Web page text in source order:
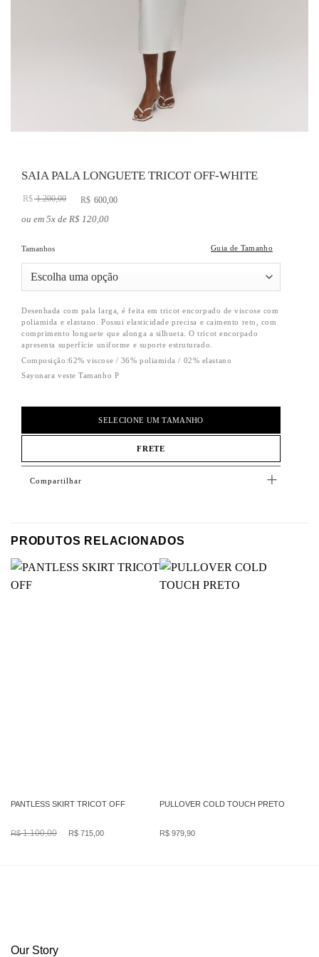
SAIA PALA LONGUETE TRICOT OFF-WHITE
R$1.200,00
O
preço
R$ 1.200,00.
R$ 600,00O
R$ 600,00.
ou em 5x de R$ 120,00
Tamanhos Guia de Tamanho
Desenhada com pala larga, é feita em tricot encorpado de viscose com
poliamida e elastano. Possui elasticidade precisa e caimento reto, com
comprimento longuete que alonga a silhueta. O tricot encorpado
apresenta superfície uniforme e suporte estruturado.
Composição:62% viscose / 36% poliamida / 02% elastano
Sayonara veste Tamanho P
SELECIONE UM TAMANHO
FRETE
Compartilhar
PRODUTOS RELACIONADOS
PANTLESS SKIRT TRICOT OFF
R$1.100,00
O
R$715,00O
PULLOVER COLD TOUCH PRETO
R$ 979,90
Our Story